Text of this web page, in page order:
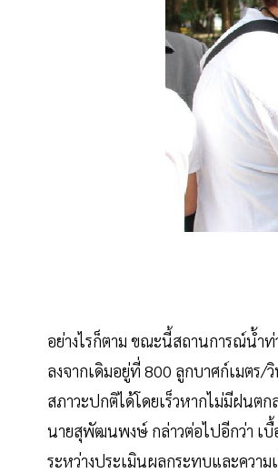
อย่างไรก็ตาม ขณะนี้สถานการณ์น้ำท่
ลงจากเดิมอยู่ที่ 800 ลูกบาศก์เมตร/
สภาวะปกติได้โดยเร็วหากไม่มีฝนตก
นายสุพัฒนพงษ์ กล่าวต่อไปอีกว่า เ
ระหว่างประเมินผลกระทบและความ